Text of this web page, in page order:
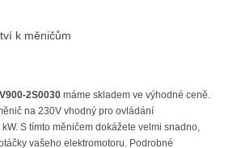
k měničům
2S0030 máme skladem ve výhodné ceně.
na 230V vhodný pro ovládání
S tímto měničem dokážete velmi snadno,
vašeho elektromotoru. Podrobné